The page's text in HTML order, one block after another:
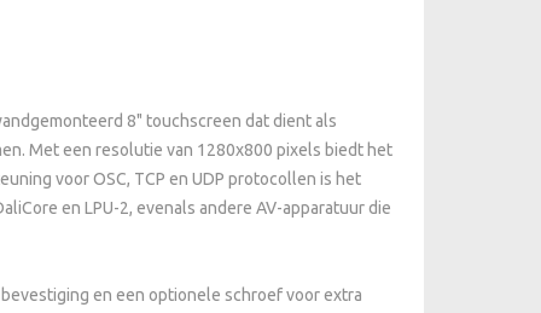
8" touchscreen dat dient als
Met een resolutie van 1280x800 pixels biedt het
voor OSC, TCP en UDP protocollen is het
en LPU-2, evenals andere AV-apparatuur die
en een optionele schroef voor extra